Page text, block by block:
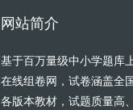
网站简介
基于百万量级中小学题库
在线组卷网，试卷涵盖全
各版本教材，试题质量高